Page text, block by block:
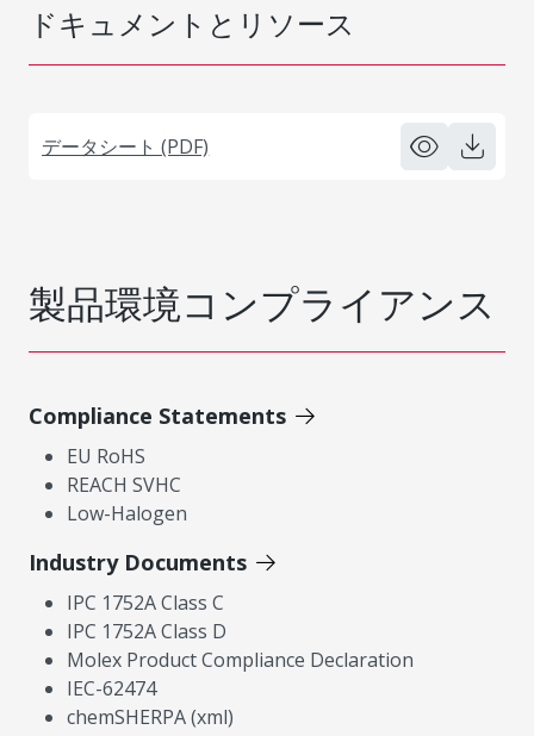
ドキュメントとリソース
データシート (PDF)
製品環境コンプライアンス
Compliance Statements
EU RoHS
REACH SVHC
Low-Halogen
Industry Documents
IPC 1752A Class C
IPC 1752A Class D
Molex Product Compliance Declaration
IEC-62474
chemSHERPA (xml)